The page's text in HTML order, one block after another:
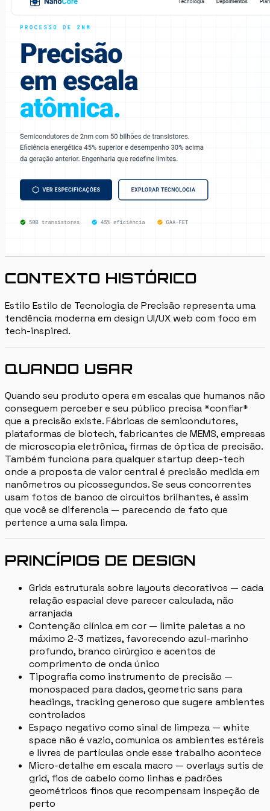
CONTEXTO HISTÓRICO
Estilo Estilo de Tecnologia de Precisão representa uma
tendência moderna em design UI/UX web com foco em
tech-inspired.
QUANDO USAR
Quando seu produto opera em escalas que humanos não
conseguem perceber e seu público precisa *confiar*
que a precisão existe. Fábricas de semicondutores,
plataformas de biotech, fabricantes de MEMS, empresas
de microscopia eletrônica, firmas de óptica de precisão.
Também funciona para qualquer startup deep-tech
onde a proposta de valor central é precisão medida em
nanômetros ou picossegundos. Se seus concorrentes
usam fotos de banco de circuitos brilhantes, é assim
que você se diferencia — parecendo de fato que
pertence a uma sala limpa.
PRINCÍPIOS DE DESIGN
Grids estruturais sobre layouts decorativos — cada
relação espacial deve parecer calculada, não
arranjada
Contenção clínica em cor — limite paletas a no
máximo 2-3 matizes, favorecendo azul-marinho
profundo, branco cirúrgico e acentos de
comprimento de onda único
Tipografia como instrumento de precisão —
monospaced para dados, geometric sans para
headings, tracking generoso que sugere ambientes
controlados
Espaço negativo como sinal de limpeza — white
space não é vazio, comunica os ambientes estéreis
e livres de partículas onde esse trabalho acontece
Micro-detalhe em escala macro — overlays sutis de
grid, fios de cabelo como linhas e padrões
geométricos finos que recompensam inspeção de
perto